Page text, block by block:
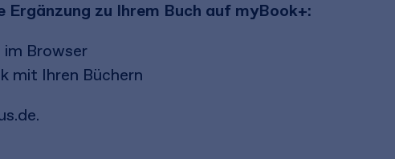
zu Ihrem Buch auf myBook+:
im Browser
mit Ihren Büchern